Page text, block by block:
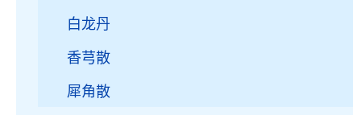
白龙丹
香芎散
犀角散